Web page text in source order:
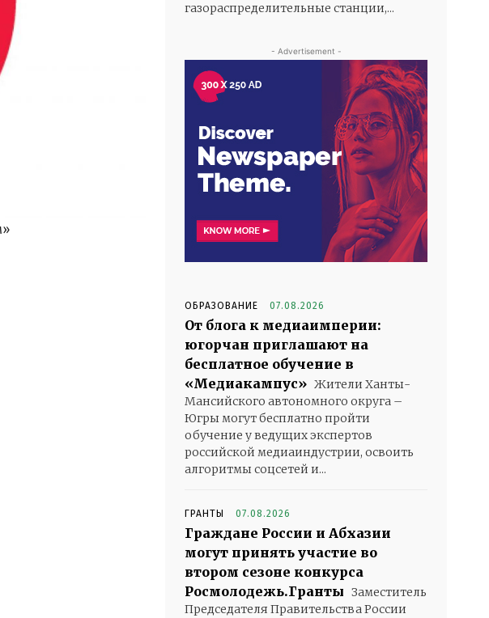
газораспределительные станции,...
- Advertisement -
ОБРАЗОВАНИЕ 07.08.2026
От блога к медиаимперии:
югорчан приглашают на
бесплатное обучение в
«Медиакампус» Жители Ханты-
Мансийского автономного округа –
Югры могут бесплатно пройти
обучение у ведущих экспертов
российской медиаиндустрии, освоить
алгоритмы соцсетей и...
ГРАНТЫ 07.08.2026
Граждане России и Абхазии
могут принять участие во
втором сезоне конкурса
Росмолодежь.Гранты Заместитель
Председателя Правительства России